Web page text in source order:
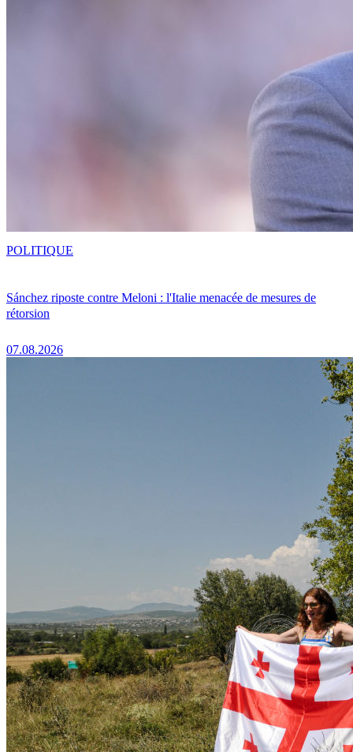
Sánchez riposte contre Meloni : l'Italie menacée de mesures de
rétorsion
07.08.2026
POLITIQUE